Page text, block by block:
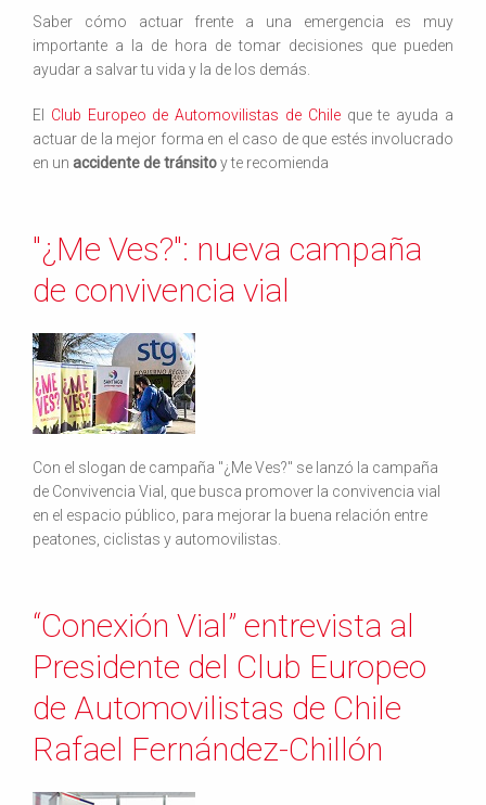
Saber cómo actuar frente a una emergencia es muy
importante a la de hora de tomar decisiones que pueden
ayudar a salvar tu vida y la de los demás.
El Club Europeo de Automovilistas de Chileque te ayuda a
actuar de la mejor forma en el caso de que estés involucrado
en un accidente de tránsitoy te recomienda
"¿Me Ves?": nueva campaña
de convivencia vial
Con el slogan de campaña "¿Me Ves?" se lanzó la campaña
de Convivencia Vial, que busca promover la convivencia vial
en el espacio público, para mejorar la buena relación entre
peatones, ciclistas y automovilistas.
“Conexión Vial” entrevista al
Presidente del Club Europeo
de Automovilistas de Chile
Rafael Fernández-Chillón